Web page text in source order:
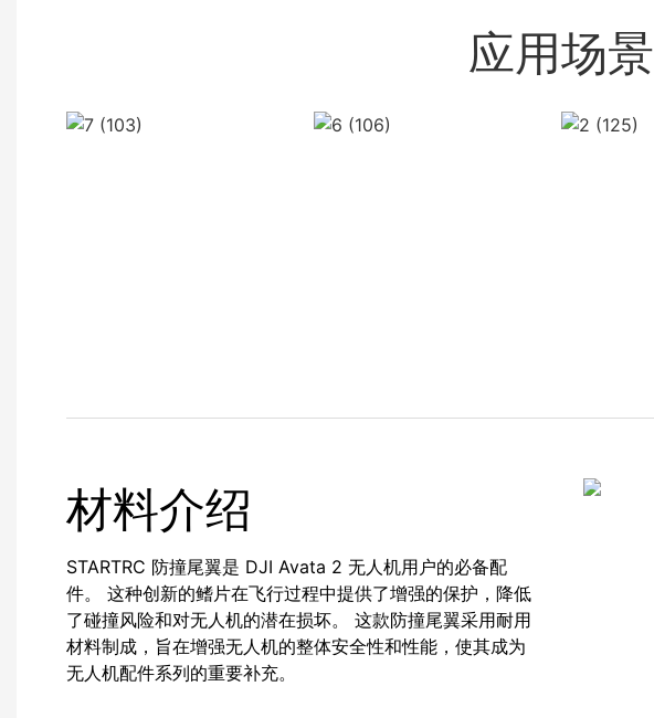
应用场景
材料介绍
STARTRC 防撞尾翼是 DJI Avata 2 无人机用户的必备配
件。 这种创新的鳍片在飞行过程中提供了增强的保护，降低
了碰撞风险和对无人机的潜在损坏。 这款防撞尾翼采用耐用
材料制成，旨在增强无人机的整体安全性和性能，使其成为
无人机配件系列的重要补充。